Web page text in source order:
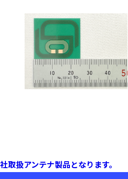
取扱アンテナ製品となります。